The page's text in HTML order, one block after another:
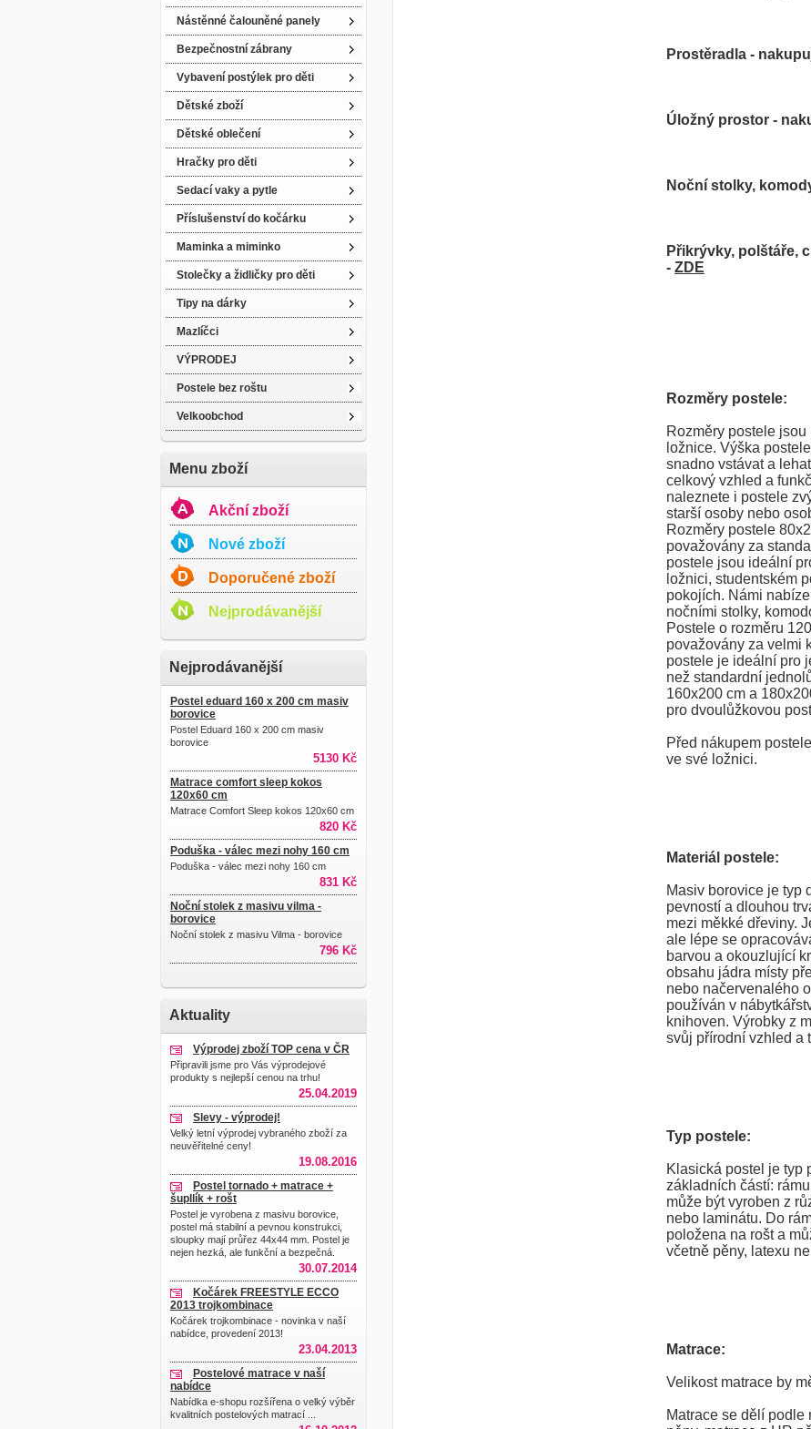
Nástěnné čalouněné panely
Bezpečnostní zábrany
Vybavení postýlek pro děti
Dětské zboží
Dětské oblečení
Hračky pro děti
Sedací vaky a pytle
Příslušenství do kočárku
Maminka a miminko
Stolečky a židličky pro děti
Tipy na dárky
Mazlíčci
VÝPRODEJ
Postele bez roštu
Velkoobchod
Menu zboží
Akční zboží
Nové zboží
Doporučené zboží
Nejprodávanější
Nejprodávanější
Postel eduard 160 x 200 cm masiv
borovice
Postel Eduard 160 x 200 cm masiv
borovice
5130 Kč
Matrace comfort sleep kokos
120x60 cm
Matrace Comfort Sleep kokos 120x60 cm
820 Kč
Poduška - válec mezi nohy 160 cm
Poduška - válec mezi nohy 160 cm
831 Kč
Noční stolek z masivu vilma -
borovice
Noční stolek z masivu Vilma - borovice
796 Kč
Aktuality
Výprodej zboží TOP cena v ČR
Připravili jsme pro Vás výprodejové
produkty s nejlepší cenou na trhu!
25.04.2019
Slevy - výprodej!
Velký letní výprodej vybraného zboží za
neuvěřitelné ceny!
19.08.2016
Postel tornado + matrace +
šupllík + rošt
Postel je vyrobena z masivu borovice,
postel má stabilní a pevnou konstrukci,
sloupky mají průřez 44x44 mm. Postel je
nejen hezká, ale funkční a bezpečná.
30.07.2014
Kočárek FREESTYLE ECCO
2013 trojkombinace
Kočárek trojkombinace - novinka v naší
nabídce, provedení 2013!
23.04.2013
Postelové matrace v naší
nabídce
Nabídka e-shopu rozšířena o velký výběr
kvalitních postelových matrací ...
Prostěradla -
Úložný prostor -
Noční stolky,
Přikrývky, polštáře,
- ZDE
Rozměry postele:
Rozměry postele
ložnice. Výška
snadno vstávat a
celkový vzhled a
naleznete i postele
starší osoby nebo
Rozměry postele
považovány za
postele jsou ideální
ložnici, studentském
pokojích. Námi
nočními stolky,
Postele o rozměru
považovány za velmi
postele je ideální pro
než standardní
160x200 cm a
pro dvoulůžkovou
Před nákupem
ve své ložnici.
Materiál postele:
Masiv borovice je typ
pevností a dlouhou
mezi měkké dřeviny.
ale lépe se
barvou a okouzlující
obsahu jádra místy
nebo načervenalého
používán v
knihoven. Výrobky z
svůj přírodní vzhled a
Typ postele:
Klasická postel je typ
základních částí:
může být vyroben z
nebo laminátu. Do
položena na rošt a
včetně pěny, latexu
Matrace:
Velikost matrace by
Matrace se dělí podle